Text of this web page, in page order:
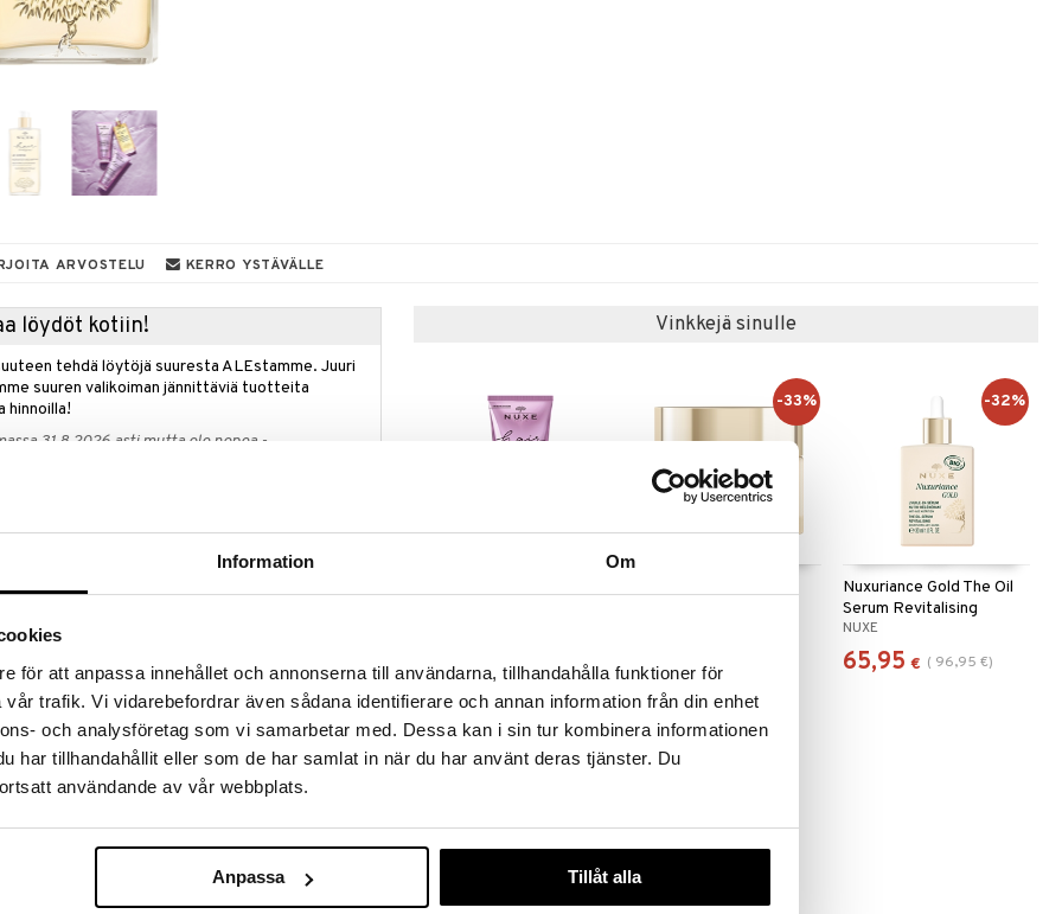
Information Om
för att anpassa innehållet och annonserna till användarna, tillhandahålla funktioner för
trafik. Vi vidarebefordrar även sådana identifierare och annan information från din enhet
och analysföretag som vi samarbetar med. Dessa kan i sin tur kombinera informationen
har tillhandahållit eller som de har samlat in när du har använt deras tjänster. Du
användande av vår webbplats.
Anpassa Tillåt alla
ARVOSTELU KERRO YSTÄVÄLLE
löydöt kotiin!
tehdä löytöjä suuresta ALEstamme. Juuri
suuren valikoiman jännittäviä tuotteita
hinnoilla!
31.8.2026 asti mutta ole nopea -
Nourishing Mask on intensiivinen öljyhoito, joka
Mask on Laboratoire Nuxen
alalla ja se on todella ainutlaatuinen hoito. Tämä
tarjoaa intensiivistä ravintoa ja
jossa on legendaarinen Huile Prodigieuse® -
aistilliseen rituaaliin. Hiukset jäävät
silkkisen pehmeä tunne.
voit antaa hoidon vaikuttaa kuivissa hiuksissa 30
Vinkkejä sinulle
22,95 € 61,95 € (
-33%
Nuxuriance Gold The Oil
Serum Revitalising
NUXE
65,95 € ( 96,95 €)
-32%